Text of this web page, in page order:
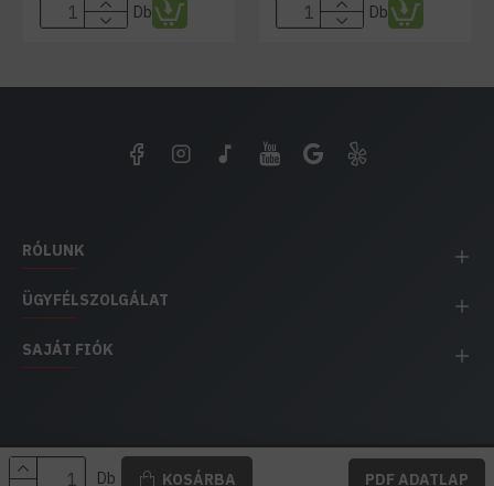
Db KOSÁRBA PDF ADATLAP
Db Db
RÓLUNK
ÜGYFÉLSZOLGÁLAT
SAJÁT FIÓK
EH IMPEX / Copyright © 1991-2025 Energia Háza